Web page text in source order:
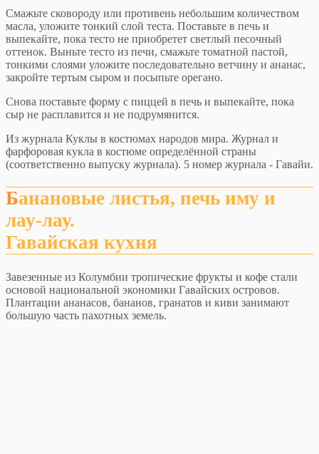
Смажьте сковороду или противень небольшим количеством
масла, уложите тонкий слой теста. Поставьте в печь и
выпекайте, пока тесто не приобретет светлый песочный
оттенок. Выньте тесто из печи, смажьте томатной пастой,
тонкими слоями уложите последовательно ветчину и ананас,
закройте тертым сыром и посыпьте орегано.
Снова поставьте форму с пиццей в печь и выпекайте, пока
сыр не расплавится и не подрумянится.
Из журнала Куклы в костюмах народов мира. Журнал и
фарфоровая кукла в костюме определённой страны
(соответственно выпуску журнала). 5 номер журнала - Гавайи.
Банановые листья, печь иму и
лау-лау.
Гавайская кухня
Завезенные из Колумбии тропические фрукты и кофе стали
основой национальной экономики Гавайских островов.
Плантации ананасов, бананов, гранатов и киви занимают
большую часть пахотных земель.